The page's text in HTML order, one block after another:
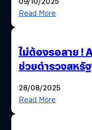
Read More
ไม่ต้องรอสาย !
ช่วยตำรวจสหรั
28/08/2025
Read More